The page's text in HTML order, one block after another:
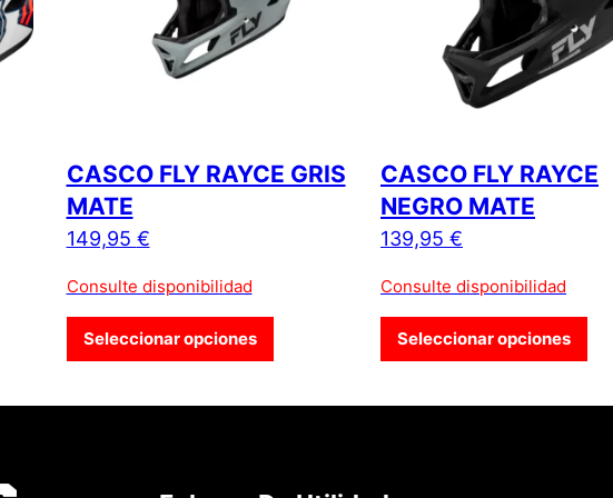
producto tiene múltiples variantes. Las opciones se pueden elegir en la
CASCO FLY RAYCE GRIS
MATE
149,95 €
Consulte disponibilidad
Seleccionar opciones Este producto tiene múltiples variantes.
CASCO FLY RAYCE
NEGRO MATE
139,95 €
Consulte disponibilidad
Seleccionar opciones